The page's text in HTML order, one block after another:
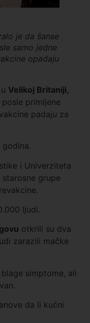
je da šanse
samo jedne
opadaju
Velikoj Britaniji,
primljene
padaju za
i Univerziteta
grupe
ljudi.
otkrili su dva
zarazili mačke
simptome, ali
da li kućni